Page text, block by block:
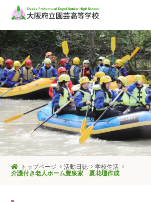
トップページ 活動日誌
学校生活
介護付き老人ホーム豊泉家 夏花壇作成